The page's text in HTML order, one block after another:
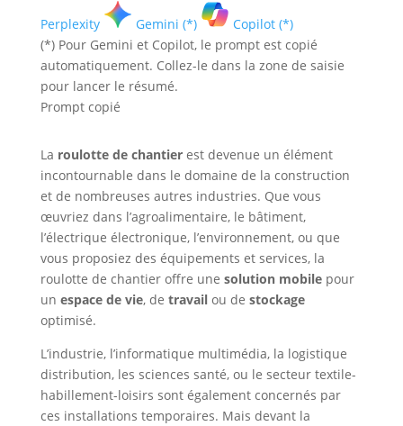
Perplexity
Gemini (*)
Copilot (*)
(*) Pour Gemini et Copilot, le prompt est copié
automatiquement. Collez-le dans la zone de saisie
pour lancer le résumé.
Prompt copié
La roulotte de chantierest devenue un élément
incontournable dans le domaine de la construction
et de nombreuses autres industries. Que vous
œuvriez dans l’agroalimentaire, le bâtiment,
l’électrique électronique, l’environnement, ou que
vous proposiez des équipements et services, la
roulotte de chantier offre une solution mobilepour
un espace de vie, de travailou de stockage
optimisé.
L’industrie, l’informatique multimédia, la logistique
distribution, les sciences santé, ou le secteur textile-
habillement-loisirs sont également concernés par
ces installations temporaires. Mais devant la